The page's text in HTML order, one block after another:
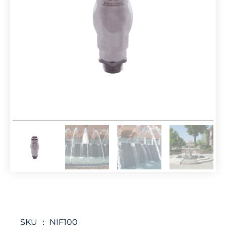
SKU ： NIF100